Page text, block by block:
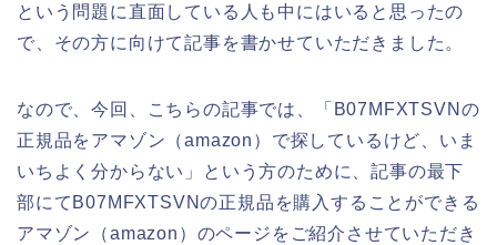
という問題に直面している人も中にはいると思ったの
で、その方に向けて記事を書かせていただきました。
なので、今回、こちらの記事では、「B07MFXTSVNの
正規品をアマゾン（amazon）で探しているけど、いま
いちよく分からない」という方のために、記事の最下
部にてB07MFXTSVNの正規品を購入することができる
アマゾン（amazon）のページをご紹介させていただき